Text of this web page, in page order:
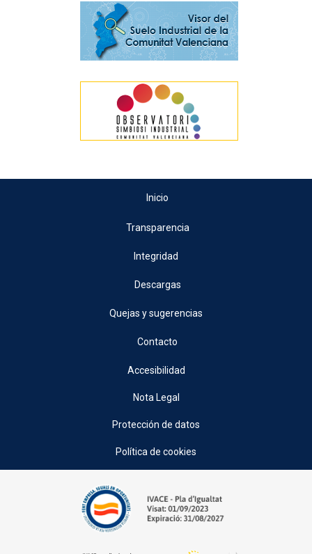
Inicio
Transparencia
Integridad
Descargas
Quejas y sugerencias
Contacto
Accesibilidad
Nota Legal
Protección de datos
Política de cookies